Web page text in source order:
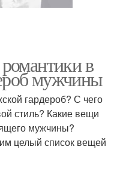
в
мужчины
гардероб? С чего
стиль? Какие вещи
мужчины?
целый список вещей